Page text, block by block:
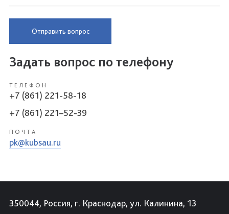
Отправить вопрос
Задать вопрос по телефону
ТЕЛЕФОН
+7 (861) 221-58-18
+7 (861) 221–52-39
ПОЧТА
pk@kubsau.ru
350044, Россия, г. Краснодар, ул. Калинина, 13